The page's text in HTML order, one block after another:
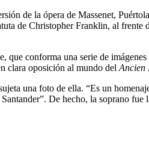
de la ópera de Massenet,
de Christopher Franklin, al frente
conforma una serie de
clara oposición al mundo del Ancien
una foto de ella. “Es un
De hecho, la soprano fue